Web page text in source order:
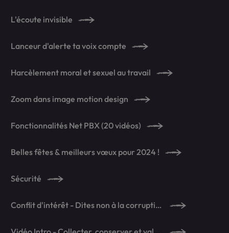
L'écoute invisible
Lanceur d'alerte ta voix compte
Harcèlement moral et sexuel au travail
Zoom dans image motion design
Fonctionnalités Net PBX (20 vidéos)
Belles fêtes & meilleurs vœux pour 2024 !
Sécurité
Conflit d'intérêt - Dites non à la corruption !